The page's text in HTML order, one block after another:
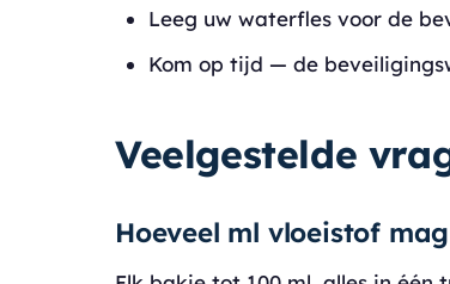
Leeg uw waterfles voor de
Kom op tijd — de
Veelgestelde
Hoeveel ml vloeistof